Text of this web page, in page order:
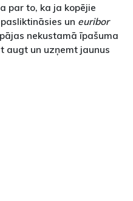
par to, ka ja kopējie
un euribor
nekustamā īpašuma
augt un uzņemt jaunus